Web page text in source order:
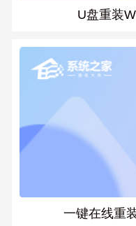
U盘重装
一键在线重